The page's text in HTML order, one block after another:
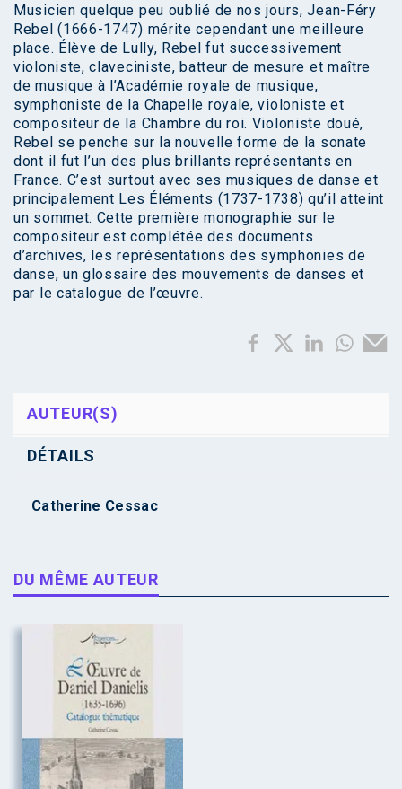
Musicien quelque peu oublié de nos jours, Jean-Féry
Rebel (1666-1747) mérite cependant une meilleure
place. Élève de Lully, Rebel fut successivement
violoniste, claveciniste, batteur de mesure et maître
de musique à l’Académie royale de musique,
symphoniste de la Chapelle royale, violoniste et
compositeur de la Chambre du roi. Violoniste doué,
Rebel se penche sur la nouvelle forme de la sonate
dont il fut l’un des plus brillants représentants en
France. C’est surtout avec ses musiques de danse et
principalement Les Éléments (1737-1738) qu’il atteint
un sommet. Cette première monographie sur le
compositeur est complétée des documents
d’archives, les représentations des symphonies de
danse, un glossaire des mouvements de danses et
par le catalogue de l’œuvre.
AUTEUR(S)
DÉTAILS
Catherine Cessac
DU MÊME AUTEUR